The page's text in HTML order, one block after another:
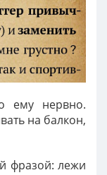
ему нервно.
на балкон,
фразой: лежи